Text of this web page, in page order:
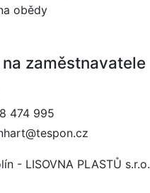
obědy
zaměstnavatele
474 995
- LISOVNA PLASTŮ s.r.o.